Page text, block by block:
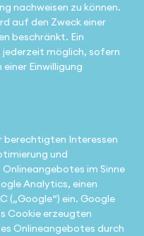
nachweisen zu können.
auf den Zweck einer
beschränkt. Ein
möglich, sofern
Einwilligung
berechtigten Interessen
und
im Sinne
Analytics, einen
(„Google“) ein. Google
Cookie erzeugten
Onlineangebotes durch